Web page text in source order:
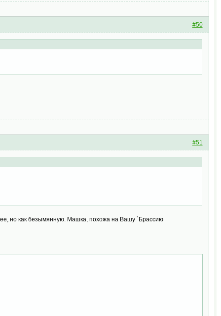
#50
#51
ее, но как безымянную. Машка, похожа на Вашу `Брассию